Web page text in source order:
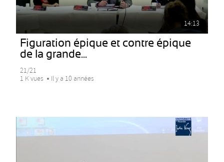
14:13
Figuration épique et contre épique
de la grande...
21/21
1 K vues
Il y a 10 années